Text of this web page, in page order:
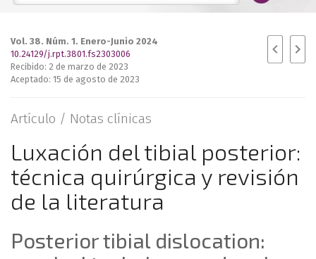
Vol. 38. Núm. 1. Enero-Junio 2024
10.24129/j.rpt.3801.fs2303006
Recibido: 2 de marzo de 2023
Aceptado: 15 de agosto de 2023
Artículo / Notas clínicas
Luxación del tibial posterior:
técnica quirúrgica y revisión
de la literatura
Posterior tibial dislocation: